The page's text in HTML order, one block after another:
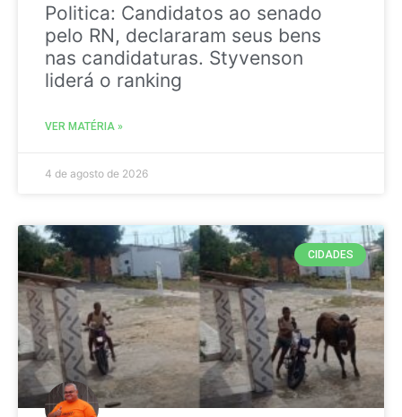
Politica: Candidatos ao senado
pelo RN, declararam seus bens
nas candidaturas. Styvenson
liderá o ranking
VER MATÉRIA »
4 de agosto de 2026
CIDADES